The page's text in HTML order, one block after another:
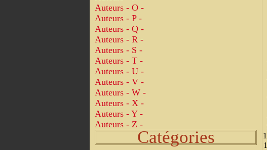
Auteurs - O -
Auteurs - P -
Auteurs - Q -
Auteurs - R -
Auteurs - S -
Auteurs - T -
Auteurs - U -
Auteurs - V -
Auteurs - W -
Auteurs - X -
Auteurs - Y -
Auteurs - Z -
Catégories